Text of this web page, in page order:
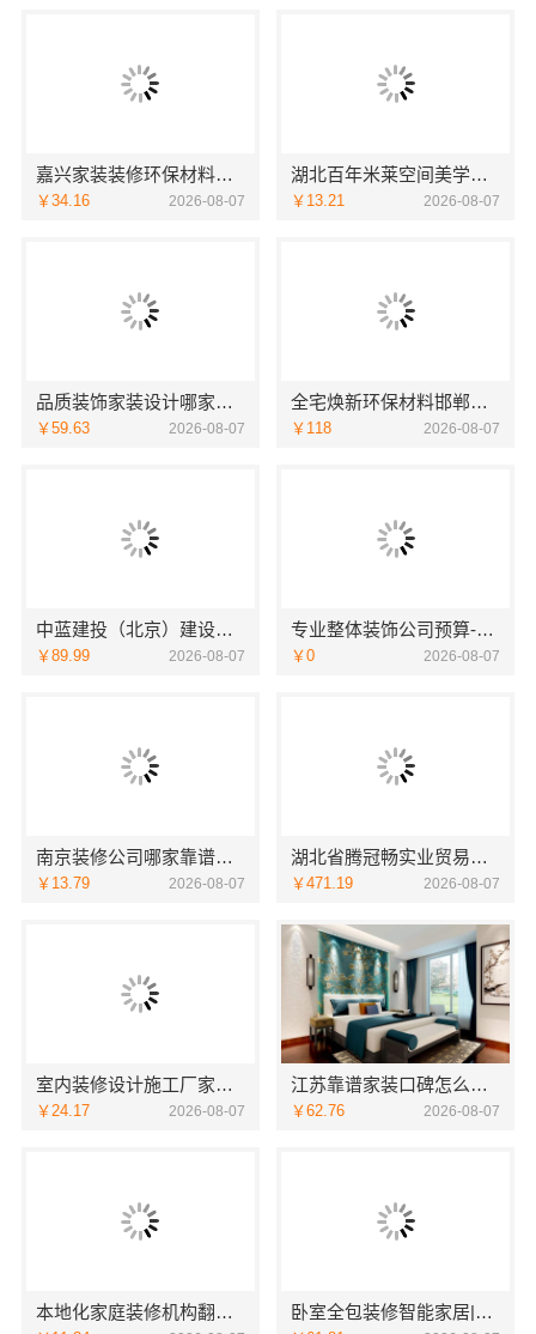
嘉兴家装装修环保材料靠谱商家，嘉兴美派建材国家标准严选辅材
￥34.16 2026-08-07
湖北百年米莱空间美学装饰材料有限公司：鄂州专业家装实景分享
￥13.21 2026-08-07
品质装饰家装设计哪家好佛山市雅居美家建筑装饰工程有限公司
￥59.63 2026-08-07
全宅焕新环保材料邯郸至臻全宅新材料有限公司
￥118 2026-08-07
中蓝建投（北京）建设有限公司武功分公司自建房全包装修新中式
￥89.99 2026-08-07
专业整体装饰公司预算-南通宏域全宅装饰建材有限公司
￥0 2026-08-07
南京装修公司哪家靠谱？南京市创亿讯环保全包服务
￥13.79 2026-08-07
湖北省腾冠畅实业贸易有限公司：线下轮胎批发公司怎么做
￥471.19 2026-08-07
室内装修设计施工厂家江西圣匠新型环保材料有限公司
￥24.17 2026-08-07
江苏靠谱家装口碑怎么样-常州宜居佳装饰工程有限公司
￥62.76 2026-08-07
本地化家庭装修机构翻新，嘉兴绿色之家建材科技有限公司 卧室全包装修智能家居|中蓝建投武功分公司优选